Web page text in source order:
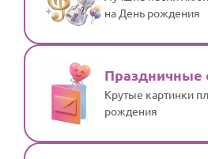
на День рождения
Праздничные
Крутые картинки
рождения